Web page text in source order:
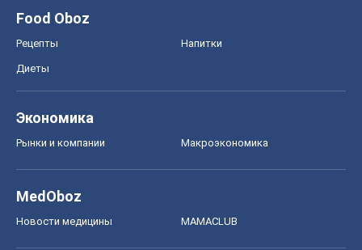
Food Oboz
Рецепты Напитки
Диеты
Экономика
Рынки и компании Mакроэкономика
MedOboz
Новости медицины MAMACLUB